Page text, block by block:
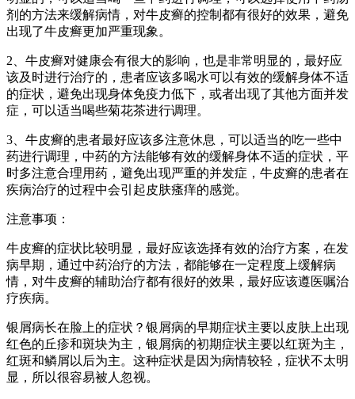
剂的方法来缓解病情，对牛皮癣的控制都有很好的效果，避免
出现了牛皮癣更加严重现象。
2、牛皮癣对健康会有很大的影响，也是非常明显的，最好应
该及时进行治疗的，患者应该多喝水可以有效的缓解身体不适
的症状，避免出现身体免疫力低下，或者出现了其他方面并发
症，可以适当喝些菊花茶进行调理。
3、牛皮癣的患者最好应该多注意休息，可以适当的吃一些中
药进行调理，中药的方法能够有效的缓解身体不适的症状，平
时多注意合理用药，避免出现严重的并发症，牛皮癣的患者在
疾病治疗的过程中会引起皮肤瘙痒的感觉。
注意事项：
牛皮癣的症状比较明显，最好应该选择有效的治疗方案，在发
病早期，通过中药治疗的方法，都能够在一定程度上缓解病
情，对牛皮癣的辅助治疗都有很好的效果，最好应该遵医嘱治
疗疾病。
银屑病长在脸上的症状？银屑病的早期症状主要以皮肤上出现
红色的丘疹和斑块为主，银屑病的初期症状主要以红斑为主，
红斑和鳞屑以后为主。这种症状是因为病情较轻，症状不太明
显，所以很容易被人忽视。